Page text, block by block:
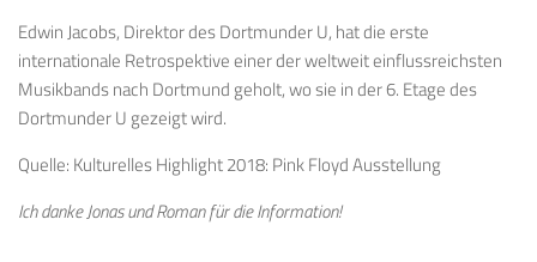
Edwin Jacobs, Direktor des Dortmunder U, hat die erste
internationale Retrospektive einer der weltweit einflussreichsten
Musikbands nach Dortmund geholt, wo sie in der 6. Etage des
Dortmunder U gezeigt wird.
Quelle: Kulturelles Highlight 2018: Pink Floyd Ausstellung
Ich danke Jonas und Roman für die Information!